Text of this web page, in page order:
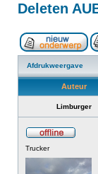
Deleten
Afdrukweergave
Auteur
Limburger
Trucker